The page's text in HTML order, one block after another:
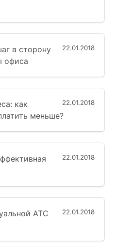
22.01.2018
в сторону
офиса
22.01.2018
как
меньше?
22.01.2018
22.01.2018
АТС